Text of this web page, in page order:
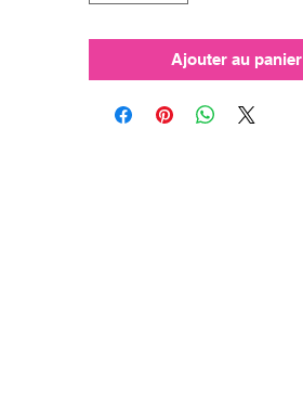
Ajouter au panier